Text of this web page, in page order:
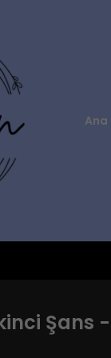
Ana
Şans